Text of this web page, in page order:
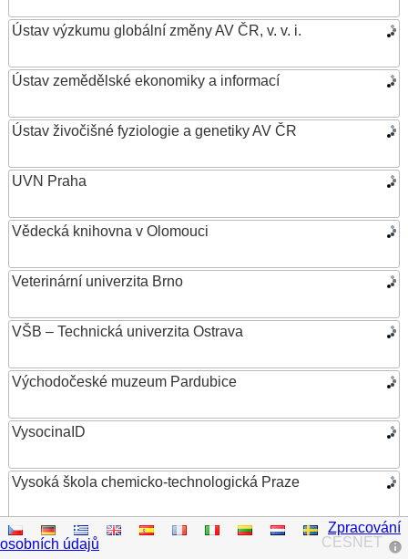
Ústav výzkumu globální změny AV ČR, v. v. i.
Ústav zemědělské ekonomiky a informací
Ústav živočišné fyziologie a genetiky AV ČR
UVN Praha
Vědecká knihovna v Olomouci
Veterinární univerzita Brno
VŠB – Technická univerzita Ostrava
Východočeské muzeum Pardubice
VysocinaID
Vysoká škola chemicko-technologická Praze
Vysoká škola ekonomická v Praze
CESNET
Zpracování
osobních údajů